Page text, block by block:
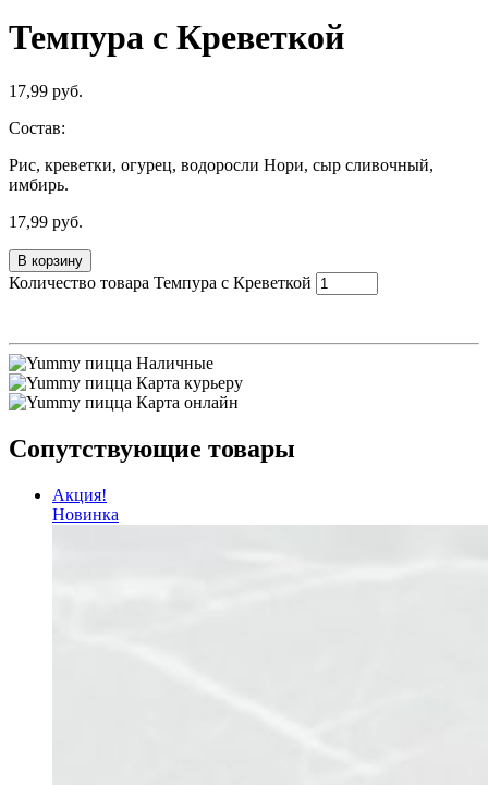
Темпура с Креветкой
17,99 руб.
Состав:
Рис, креветки, огурец, водоросли Нори, сыр сливочный,
имбирь.
17,99 руб.
В корзину
Количество товара Темпура с Креветкой
Наличные
Карта курьеру
Карта онлайн
Сопутствующие товары
Акция!
Новинка